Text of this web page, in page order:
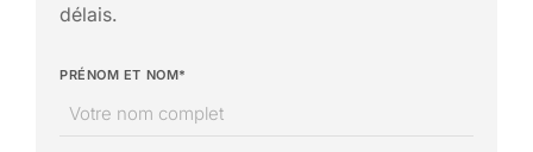
délais.
PRÉNOM ET NOM*